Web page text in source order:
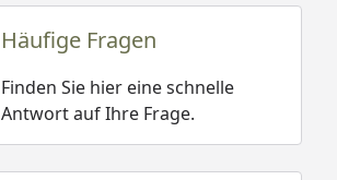
Häufige Fragen
Finden Sie hier eine schnelle
Antwort auf Ihre Frage.